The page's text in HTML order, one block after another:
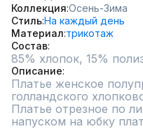
Коллекция Осень-Зима
СтильНа каждый день
Материал трикотаж
Состав
85% хлопок, 15%
Описание
Платье женское
голландского
Платье отрезное по
напуском на юбку